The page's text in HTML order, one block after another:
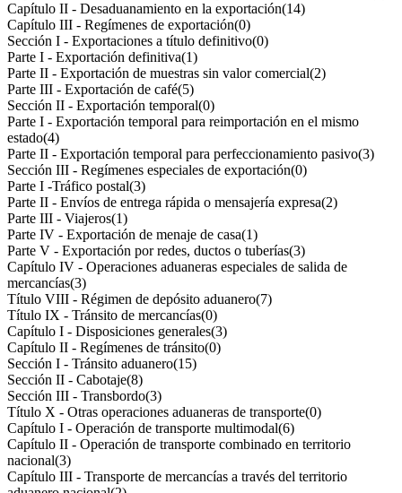
Capítulo II - Desaduanamiento en la exportación(14)
Capítulo III - Regímenes de exportación(0)
Sección I - Exportaciones a título definitivo(0)
Parte I - Exportación definitiva(1)
Parte II - Exportación de muestras sin valor comercial(2)
Parte III - Exportación de café(5)
Sección II - Exportación temporal(0)
Parte I - Exportación temporal para reimportación en el mismo
estado(4)
Parte II - Exportación temporal para perfeccionamiento pasivo(3)
Sección III - Regímenes especiales de exportación(0)
Parte I -Tráfico postal(3)
Parte II - Envíos de entrega rápida o mensajería expresa(2)
Parte III - Viajeros(1)
Parte IV - Exportación de menaje de casa(1)
Parte V - Exportación por redes, ductos o tuberías(3)
Capítulo IV - Operaciones aduaneras especiales de salida de
mercancías(3)
Título VIII - Régimen de depósito aduanero(7)
Título IX - Tránsito de mercancías(0)
Capítulo I - Disposiciones generales(3)
Capítulo II - Regímenes de tránsito(0)
Sección I - Tránsito aduanero(15)
Sección II - Cabotaje(8)
Sección III - Transbordo(3)
Título X - Otras operaciones aduaneras de transporte(0)
Capítulo I - Operación de transporte multimodal(6)
Capítulo II - Operación de transporte combinado en territorio
nacional(3)
Capítulo III - Transporte de mercancías a través del territorio